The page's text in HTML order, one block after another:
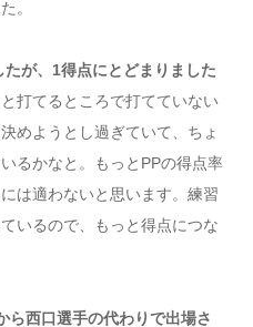
。
が、1得点にとどまりました
打てるところで打てていない
めようとし過ぎていて、ちょ
るかなと。もっとPPの得点率
は適わないと思います。練習
いるので、もっと得点につな
ら西口選手の代わりで出場さ